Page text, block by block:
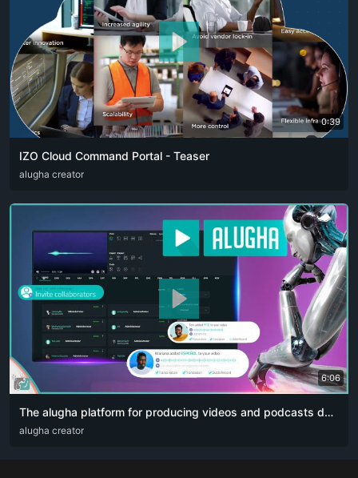
0:39
IZO Cloud Command Portal - Teaser
ARA ENG FRA
alugha creator
6:06
The alugha platform for producing videos and podcasts designed for content creators. The artificial intelligence revolution 👏🏻
ARA DEU ENG
alugha creator